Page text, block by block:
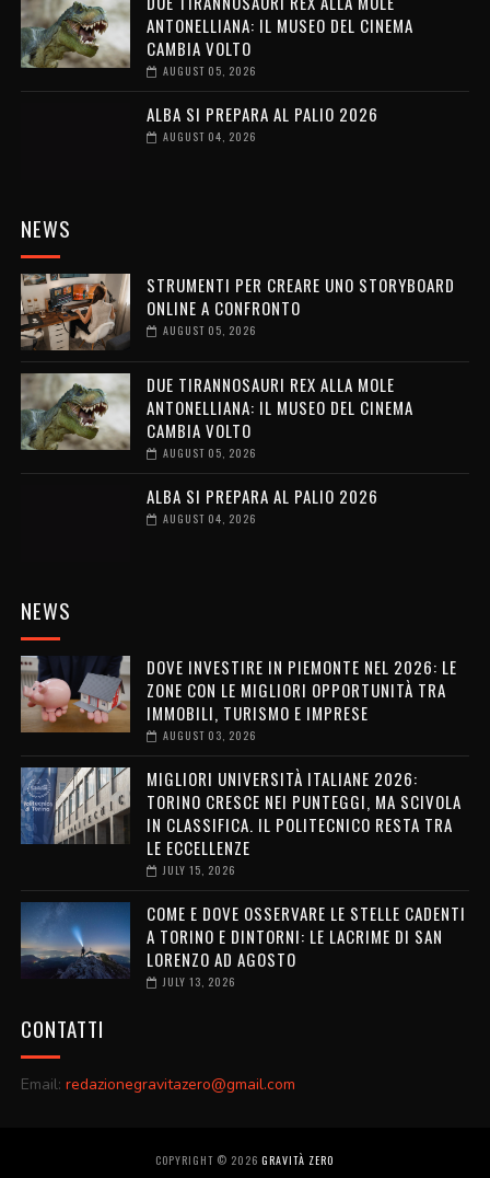
ANTONELLIANA: IL MUSEO DEL CINEMA
CAMBIA VOLTO
AUGUST 05, 2026
ALBA SI PREPARA AL PALIO 2026
AUGUST 04, 2026
NEWS
STRUMENTI PER CREARE UNO STORYBOARD
ONLINE A CONFRONTO
AUGUST 05, 2026
DUE TIRANNOSAURI REX ALLA MOLE
ANTONELLIANA: IL MUSEO DEL CINEMA
CAMBIA VOLTO
AUGUST 05, 2026
ALBA SI PREPARA AL PALIO 2026
AUGUST 04, 2026
NEWS
DOVE INVESTIRE IN PIEMONTE NEL 2026: LE
ZONE CON LE MIGLIORI OPPORTUNITÀ TRA
IMMOBILI, TURISMO E IMPRESE
AUGUST 03, 2026
MIGLIORI UNIVERSITÀ ITALIANE 2026:
TORINO CRESCE NEI PUNTEGGI, MA SCIVOLA
IN CLASSIFICA. IL POLITECNICO RESTA TRA
LE ECCELLENZE
JULY 15, 2026
COME E DOVE OSSERVARE LE STELLE CADENTI
A TORINO E DINTORNI: LE LACRIME DI SAN
LORENZO AD AGOSTO
JULY 13, 2026
CONTATTI
Email: redazionegravitazero@gmail.com
COPYRIGHT © 2026GRAVITÀ ZERO